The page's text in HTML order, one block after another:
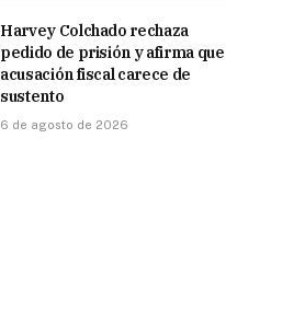
Harvey Colchado rechaza
pedido de prisión y afirma que
acusación fiscal carece de
sustento
6 de agosto de 2026